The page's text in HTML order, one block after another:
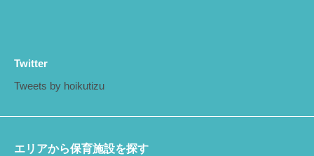
Twitter
Tweets by hoikutizu
エリアから保育施設を探す